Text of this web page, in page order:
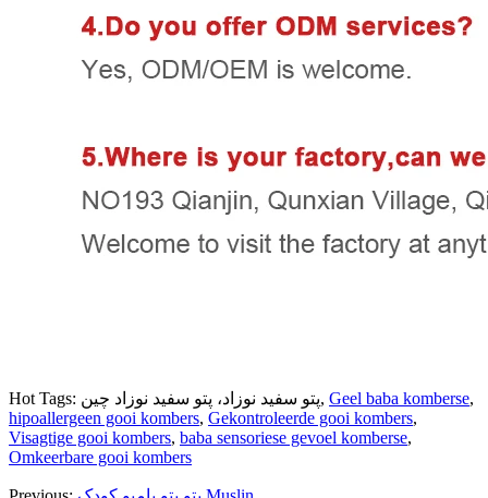
Hot Tags: پتو سفید نوزاد، پتو سفید نوزاد چین, Geel baba komberse,
hipoallergeen gooi kombers, Gekontroleerde gooi kombers,
Visagtige gooi kombers, baba sensoriese gevoel komberse,
Omkeerbare gooi kombers